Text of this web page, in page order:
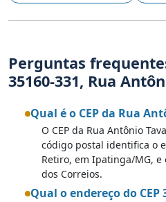
Perguntas
35160-331, Rua
Qual é o CEP da Rua
O CEP da Rua Antônio
código postal identifica o
Retiro, em Ipatinga/MG, e
dos Correios.
Qual o endereço do CEP